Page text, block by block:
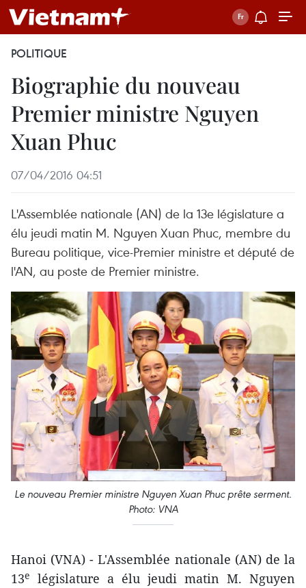
POLITIQUE
Biographie du nouveau
Premier ministre Nguyen
Xuan Phuc
07/04/2016 04:51
L'Assemblée nationale (AN) de la 13e législature a
élu jeudi matin M. Nguyen Xuan Phuc, membre du
Bureau politique, vice-Premier ministre et député de
l'AN, au poste de Premier ministre.
Le nouveau Premier ministre Nguyen Xuan Phuc prête serment.
Photo: VNA
Hanoi (VNA) - L'Assemblée nationale (AN) de la
13e
législature a élu jeudi matin M. Nguyen